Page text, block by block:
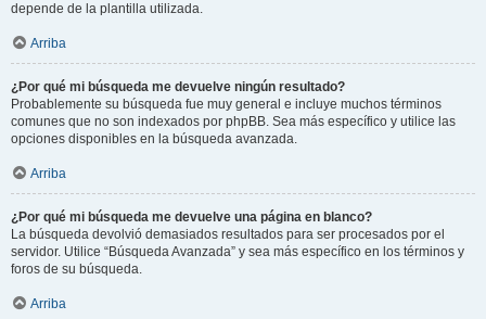
depende de la plantilla utilizada.
Arriba
¿Por qué mi búsqueda me devuelve ningún resultado?
Probablemente su búsqueda fue muy general e incluye muchos términos
comunes que no son indexados por phpBB. Sea más específico y utilice las
opciones disponibles en la búsqueda avanzada.
Arriba
¿Por qué mi búsqueda me devuelve una página en blanco?
La búsqueda devolvió demasiados resultados para ser procesados por el
servidor. Utilice “Búsqueda Avanzada” y sea más específico en los términos y
foros de su búsqueda.
Arriba